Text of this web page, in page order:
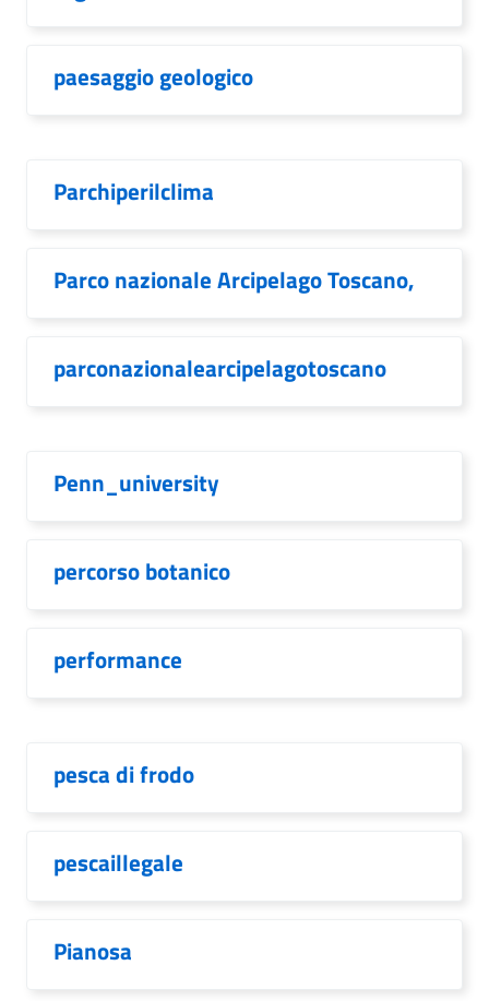
paesaggio geologico
Parchiperilclima
Parco nazionale Arcipelago Toscano,
parconazionalearcipelagotoscano
Penn_university
percorso botanico
performance
pesca di frodo
pescaillegale
Pianosa